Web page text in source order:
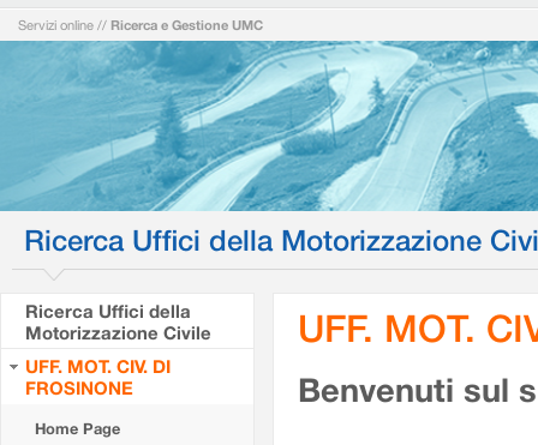
Servizi online // Ricerca e Gestione UMC
Ricerca Uffici della Motorizzazione
Ricerca Uffici della
Motorizzazione Civile
UFF. MOT. CIV. DI
FROSINONE
Home Page
UFF. MOT.
Benvenuti sul